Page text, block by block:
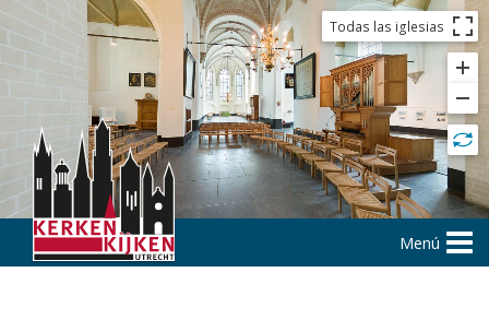
Todas las iglesias
Menú